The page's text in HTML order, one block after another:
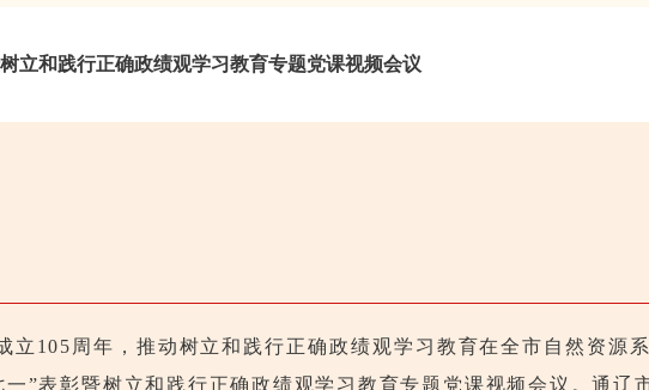
立和践行正确政绩观学习教育专题党课视频会议
立105周年，推动树立和践行正确政绩观学习教育在全市自然资源
”表彰暨树立和践行正确政绩观学习教育专题党课视频会议。通辽